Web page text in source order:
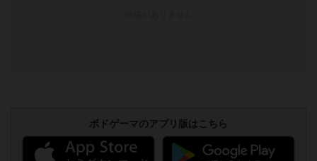
ボドゲーマのアプリ版はこちら